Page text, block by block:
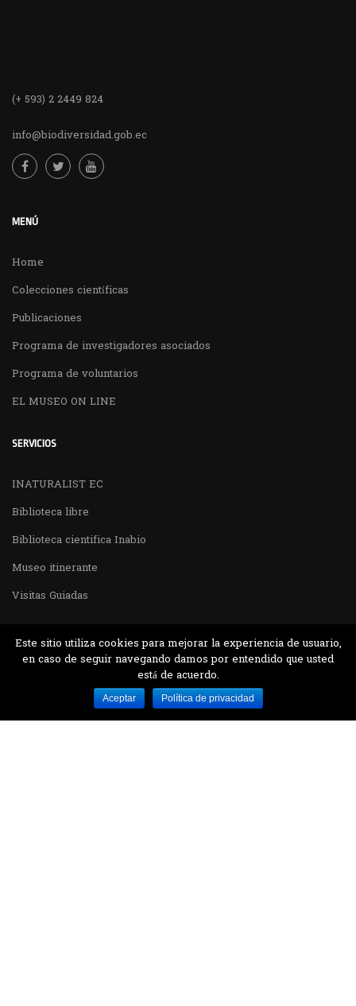
(+ 593) 2 2449 824
info@biodiversidad.gob.ec
MENÚ
Home
Colecciones científicas
Publicaciones
Programa de investigadores asociados
Programa de voluntarios
EL MUSEO ON LINE
SERVICIOS
INATURALIST EC
Biblioteca libre
Biblioteca cientifica Inabio
Museo itinerante
Visitas Guiadas
Desarrollado por MJTEC.
Este sitio utiliza cookies para mejorar la experiencia de usuario,
en caso de seguir navegando damos por entendido que usted
está de acuerdo.
Aceptar Política de privacidad